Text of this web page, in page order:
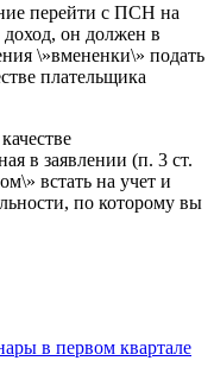
перейти с ПСН на
он должен в
\»вмененки\» подать
плательщика
в заявлении (п. 3 ст.
встать на учет и
по которому вы
в первом квартале